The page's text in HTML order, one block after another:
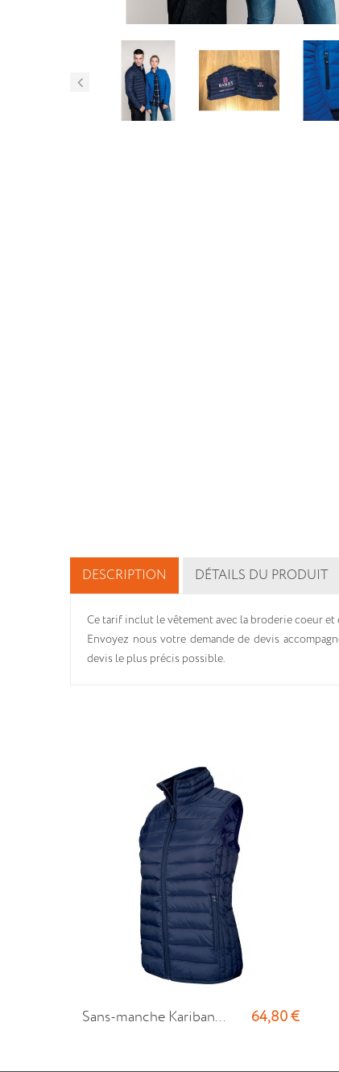
DESCRIPTION DÉTAILS DU PRODUIT
Ce tarif inclut le vêtement avec la broderie coeur et
Envoyez nous votre demande de devis
devis le plus précis possible.
Sans-manche Kariban... 64,80 €